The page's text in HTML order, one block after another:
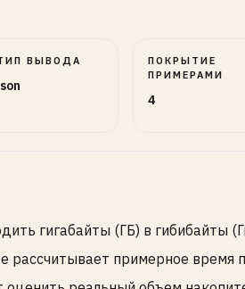
ВЫВОДА
ПОКРЫТИЕ
ПРИМЕРАМИ
4
гигабайты (ГБ) в гибибайты
рассчитывает примерное время